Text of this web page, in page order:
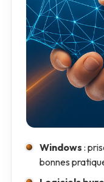
Windows :
bonnes